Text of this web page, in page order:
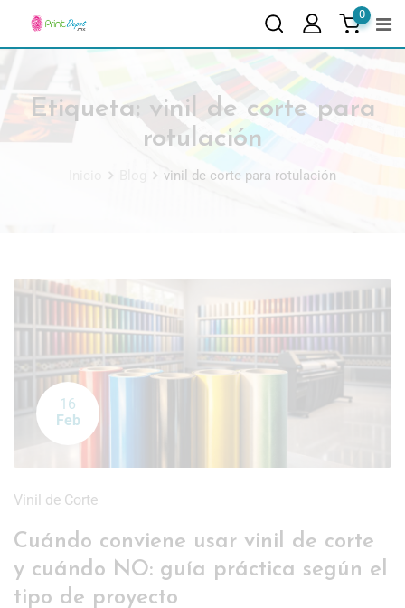
0
Etiqueta: vinil de corte para
rotulación
vinil de corte para rotulación
16
Feb
Vinil de Corte
Cuándo conviene usar vinil de corte
y cuándo NO: guía práctica según el
tipo de proyecto